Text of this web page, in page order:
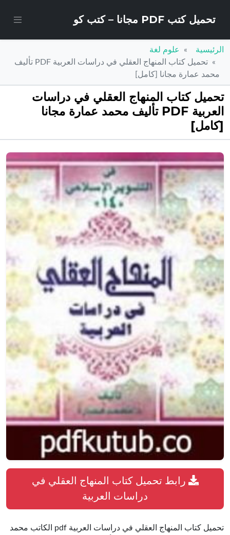
تحميل كتب PDF مجانا – كتب كو
الرئيسية
علوم لغة
تحميل كتاب المنهاج العقلي في دراسات العربية PDF تأليف
محمد عمارة مجانا [كامل]
تحميل كتاب المنهاج العقلي في دراسات
العربية PDF تأليف محمد عمارة مجانا
[كامل]
رابط تحميل كتاب المنهاج العقلي في
دراسات العربية
تحميل كتاب المنهاج العقلي في دراسات العربية pdf الكاتب محمد